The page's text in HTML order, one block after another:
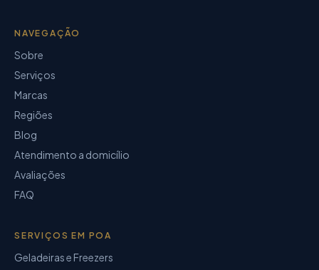
NAVEGAÇÃO
Sobre
Serviços
Marcas
Regiões
Blog
Atendimento a domicílio
Avaliações
FAQ
SERVIÇOS EM POA
Geladeiras e Freezers